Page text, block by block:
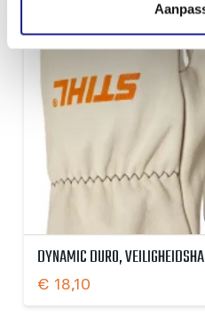
DYNAMIC DURO,
€ 18,10